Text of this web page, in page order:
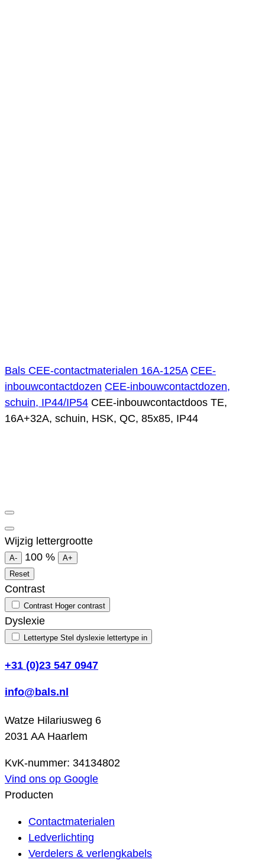
Bals CEE-contactmaterialen 16A-125A CEE-
inbouwcontactdozen CEE-inbouwcontactdozen,
schuin, IP44/IP54 CEE-inbouwcontactdoos TE,
16A+32A, schuin, HSK, QC, 85x85, IP44
Wijzig lettergrootte
A- 100 %
A+
Reset
Contrast
Contrast Hoger contrast
Dyslexie
Lettertype Stel dyslexie lettertype in
+31 (0)23 547 0947
info@bals.nl
Watze Hilariusweg 6
2031 AA Haarlem
KvK-nummer: 34134802
Vind ons op Google
Producten
Contactmaterialen
Ledverlichting
Verdelers & verlengkabels